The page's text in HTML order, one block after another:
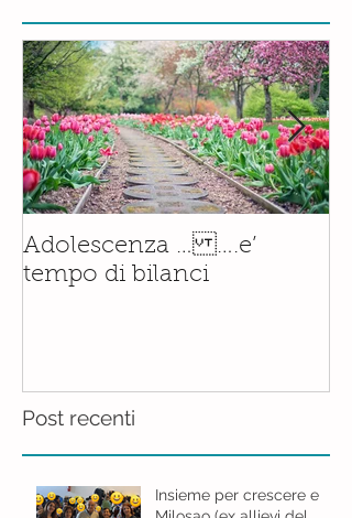
Adolescenza … ….e’
tempo di bilanci
Post recenti
Insieme per crescere e